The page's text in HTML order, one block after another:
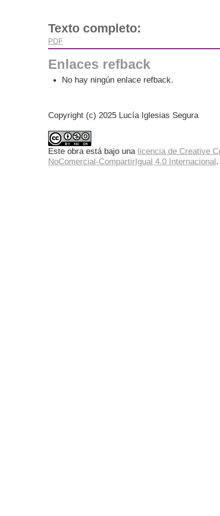
Texto completo:
PDF
Enlaces refback
No hay ningún enlace refback.
Copyright (c) 2025 Lucía Iglesias Segura
Este obra está bajo una licencia de Creative
NoComercial-CompartirIgual 4.0 Internacional.